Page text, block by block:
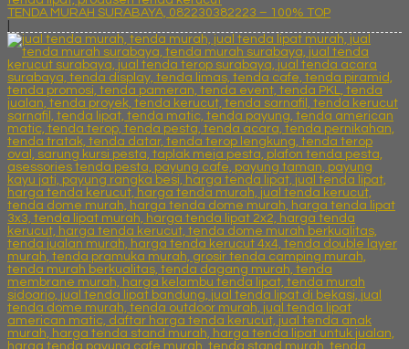
TENDA MURAH SURABAYA, 082230382223 – 100% TOP